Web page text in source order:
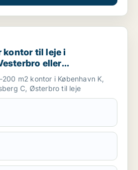
til leje i København K, Vesterbro eller
kontor til leje i
eller
m.fl.m2 kontor i København K,
C, Østerbro til leje